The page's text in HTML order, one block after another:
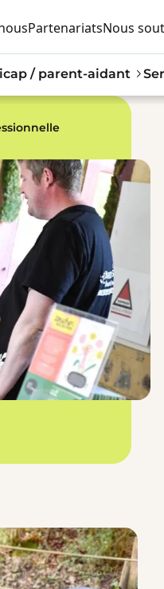
/ parent-aidant
PartenariatsNous